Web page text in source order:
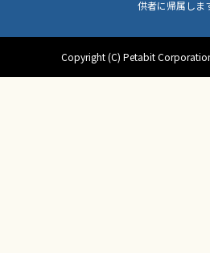
供者に帰属しま
Copyright (C) Petabit